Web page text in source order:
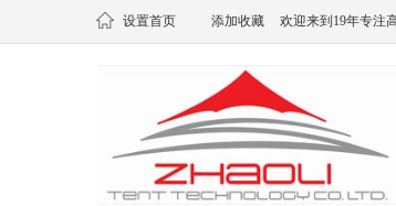
设置首页 添加收藏 欢迎来到19年专注